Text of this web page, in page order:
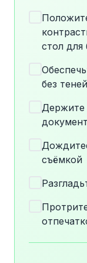
стол для
без теней
Держите
съёмкой